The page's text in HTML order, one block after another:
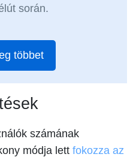
során.
többet
számának
módja lett fokozza az